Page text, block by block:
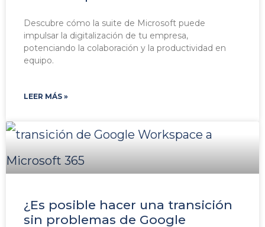
Descubre cómo la suite de Microsoft puede
impulsar la digitalización de tu empresa,
potenciando la colaboración y la productividad en
equipo.
LEER MÁS »
¿Es posible hacer una transición
sin problemas de Google